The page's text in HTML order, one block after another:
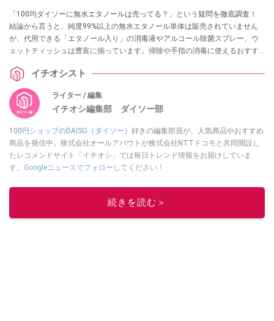
「100均ダイソーに無水エタノールは売ってる？」という疑問を徹底調査！
結論から言うと、純度99%以上の無水エタノール単体は販売されていません
が、代用できる「エタノール入り」の消毒液やアルコール除菌スプレー、ウ
ェットティッシュは豊富に揃っています。掃除や手指の消毒に使えるおすす
イチオシスト
ライター / 編集
イチオシ編集部 ダイソー部
100円ショップのDAISO（ダイソー） 好きの編集部員が、人気商品やおすすめ
商品を発信中。株式会社オールアバウトが株式会社NTTドコモと共同開設し
たレコメンドサイト「イチオシ」では毎日トレンド情報をお届けしていま
す。 Googleニュースでフォロー してください！
このイチオシストの他の記事を読む
続きを読む＞